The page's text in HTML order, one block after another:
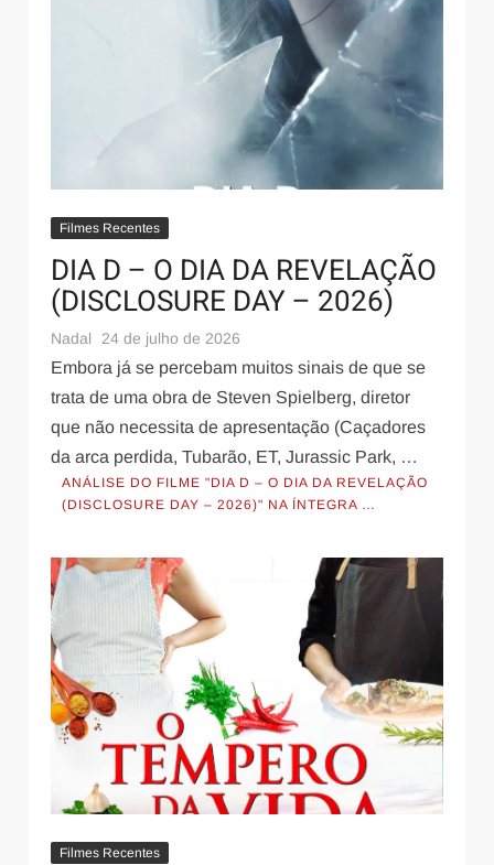
Filmes Recentes
DIA D – O DIA DA REVELAÇÃO
(DISCLOSURE DAY – 2026)
Nadal 24 de julho de 2026
Embora já se percebam muitos sinais de que se
trata de uma obra de Steven Spielberg, diretor
que não necessita de apresentação (Caçadores
da arca perdida, Tubarão, ET, Jurassic Park, …
ANÁLISE DO FILME "DIA D – O DIA DA REVELAÇÃO
(DISCLOSURE DAY – 2026)" NA ÍNTEGRA …
Filmes Recentes